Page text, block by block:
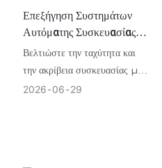
Επεξήγηση Συστημάτων
Αυτόματης Συσκευασίας:
Εξοπλισμός, Διαδικασία
Και Οφέλη
Βελτιώστε την ταχύτητα και
την ακρίβεια συσκευασίας με
αυτόματα συστήματα
2026 06 29